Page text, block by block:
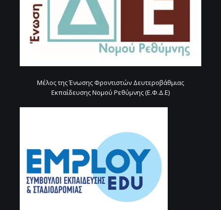
Μέλος της Ένωσης Φροντιστών Δευτεροβάθμιας
Εκπαίδευσης Νομού Ρεθύμνης (Ε.Φ.Δ.Ε)